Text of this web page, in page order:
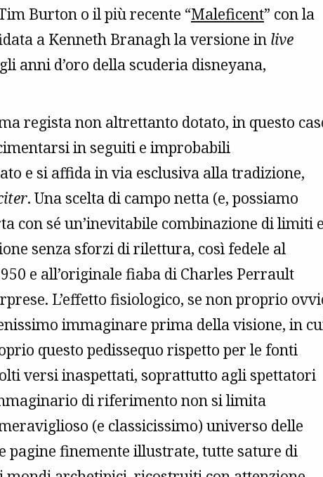
Burton o il più recente “Maleficent” con la
a Kenneth Branagh la versione in live
anni d’oro della scuderia disneyana,
regista non altrettanto dotato, in questo
in seguiti e improbabili
e si affida in via esclusiva alla tradizione,
. Una scelta di campo netta (e, possiamo
con sé un’inevitabile combinazione di limiti e
senza sforzi di rilettura, così fedele al
e all’originale fiaba di Charles Perrault
L’effetto fisiologico, se non proprio
immaginare prima della visione, in
questo pedissequo rispetto per le fonti
versi inaspettati, soprattutto agli spettatori
di riferimento non si limita
(e classicissimo) universo delle
finemente illustrate, tutte sature di